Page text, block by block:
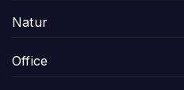
Natur
Office